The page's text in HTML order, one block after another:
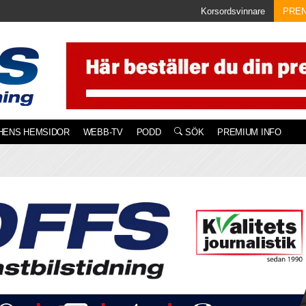
Korsordsvinnare
HEMSIDOR WEBB-TV PODD SÖK PREMIUM INFO